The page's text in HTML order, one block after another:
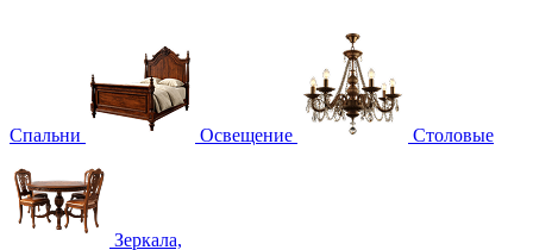
Спальни Освещение Столовые
Зеркала,